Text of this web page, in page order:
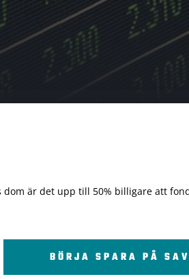
är det upp till 50% billigare att
BÖRJA SPARA PÅ